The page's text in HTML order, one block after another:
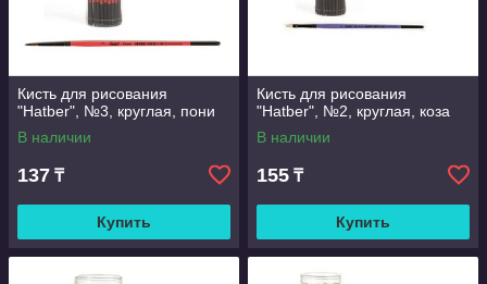
Кисть для рисования
"Hatber", №3, круглая, пони
В наличии
137 ₸
Купить
Кисть для рисования
"Hatber", №2, круглая, коза
В наличии
155 ₸
Купить